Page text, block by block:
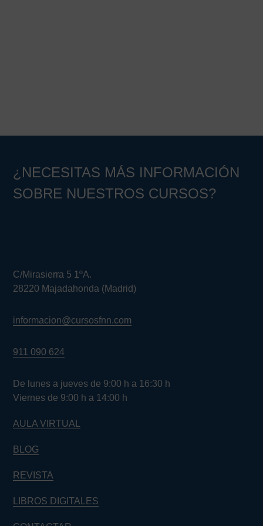
¿NECESITAS MÁS INFORMACIÓN
SOBRE NUESTROS CURSOS?
C/Mirasierra 5 1ºA.
28220 Majadahonda (Madrid)
informacion@cursosfnn.com
911 090 624
De lunes a jueves de 9:00 h a 16:30 h
Viernes de 9:00 h a 14:00 h
AULA VIRTUAL
BLOG
REVISTA
LIBROS DIGITALES